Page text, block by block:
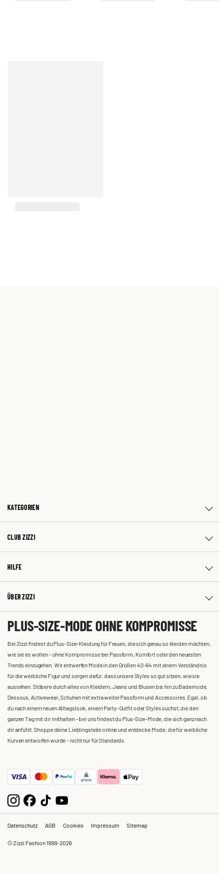
KATEGORIEN
CLUB ZIZZI
HILFE
ÜBER ZIZZI
PLUS-SIZE-MODE OHNE KOMPROMISSE
Bei Zizzi findest du Plus-Size-Kleidung für Frauen, die sich genau so kleiden möchten,
wie sie es wollen – ohne Kompromisse bei Passform, Komfort oder den neuesten
Trends einzugehen. Wir entwerfen Mode in den Größen 40-64 mit einem Verständnis
für die weibliche Figur und sorgen dafür, dass unsere Styles so gut sitzen, wie sie
aussehen. Stöbere durch alles von Kleidern, Jeans und Blusen bis hin zu Bademode,
Dessous, Activewear, Schuhen mit extra weiter Passform und Accessoires. Egal, ob
du nach einem neuen Alltagslook, einem Party-Outfit oder Styles suchst, die den
ganzen Tag mit dir mithalten – bei uns findest du Plus-Size-Mode, die sich ganz nach
dir anfühlt. Shoppe deine Lieblingsteile online und entdecke Mode, die für weibliche
Kurven entworfen wurde – nicht nur für Standards.
Datenschutz AGB Cookies Impressum Sitemap
© Zizzi Fashion 1999-2026